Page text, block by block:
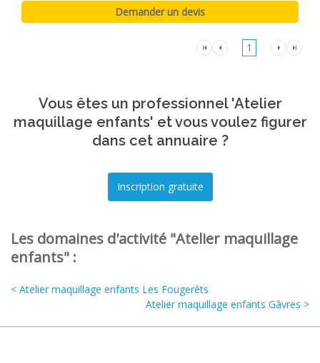
1
Vous êtes un professionnel 'Atelier
maquillage enfants' et vous voulez figurer
dans cet annuaire ?
Les domaines d'activité "Atelier maquillage
enfants" :
< Atelier maquillage enfants Les Fougerêts
Atelier maquillage enfants Gâvres >